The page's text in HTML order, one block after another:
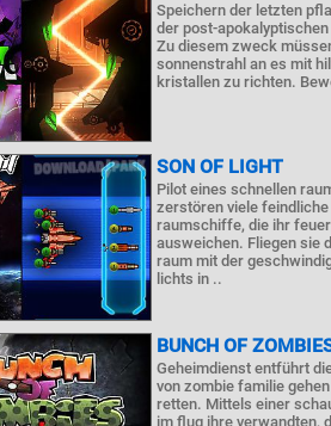
Speichern der letzten
der post-
Zu diesem zweck
sonnenstrahl an es mit
kristallen zu richten.
SON OF LIGHT
Pilot eines schnellen
zerstören viele feindliche
raumschiffe, die ihr feuer
ausweichen. Fliegen sie
raum mit der
lichts in ..
BUNCH OF
Geheimdienst entführt
von zombie familie
retten. Mittels einer
im flug ihre verwandten,